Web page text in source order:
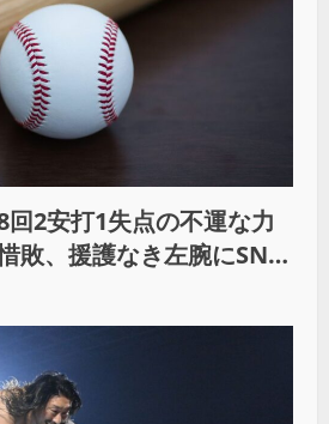
回2安打1失点の不運な力
敗、援護なき左腕にSNS